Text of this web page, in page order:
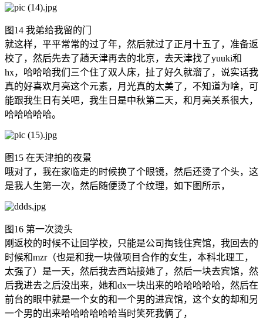
图14 我弟给我留的门
就这样，平平常常的过了年，然后就过了正月十五了，准备返
校了，然后先去了趟天津再去的北京，去天津找了yuuki和
hx，哈哈哈我们三个住了双人床，扯了好久就溜了，说实话我
真的好喜欢月亮这个元素，月光真的太美了，不知道为啥，可
能跟我生日有关吧，我生日是中秋第二天，和月亮关系很大，
哈哈哈哈哈。
图15 在天津拍的夜景
哦对了，我在家临走的时候换了个眼镜，然后还烫了个头，这
是我人生第一次，然后随便烫了个纹理，如下图所示，
图16 第一次烫头
刚返校的时候不让回学校，只能是公司掏钱住宾馆，我回去的
时候和mzr（也是和我一块做项目合作的女生，本科北理工，
太强了）是一天，然后我去西站接她了，然后一块去宾馆，然
后我进去之后没出来，她和dx一块出来的哈哈哈哈哈，然后在
前台的眼中就是一个女的和一个男的进宾馆，这个女的却和另
一个男的出来哈哈哈哈哈哈当时笑死我俩了，